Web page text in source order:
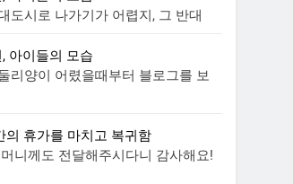
도시로 나가기가 어렵지, 그 반대
아이들의 모습
리양이 어렸을때부터 블로그를 보
의 휴가를 마치고 복귀함
니께도 전달해주시다니 감사해요!